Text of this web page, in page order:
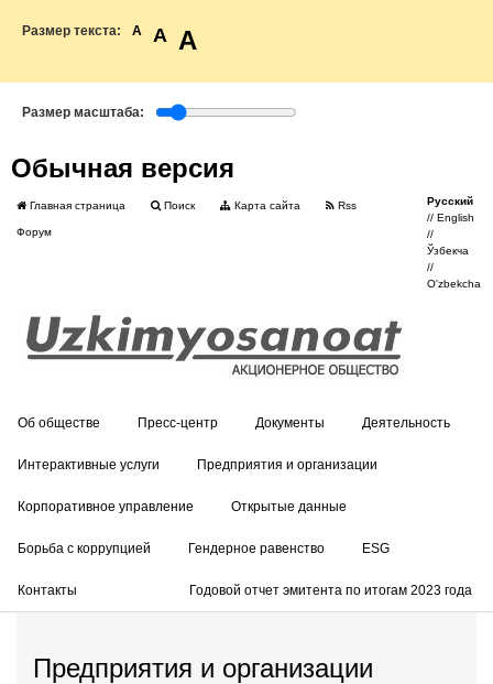
Размер текста: A A A
Размер масштаба:
Обычная версия
Главная страница Поиск Карта сайта Rss
Форум
Русский
//English
//
Ўзбекча
//
O'zbekcha
Об обществе Пресс-центр Документы Деятельность
Интерактивные услуги Предприятия и организации
Корпоративное управление Открытые данные
Борьба с коррупцией Гендерное равенство ESG
Контакты Годовой отчет эмитента по итогам 2023 года
Предприятия и организации